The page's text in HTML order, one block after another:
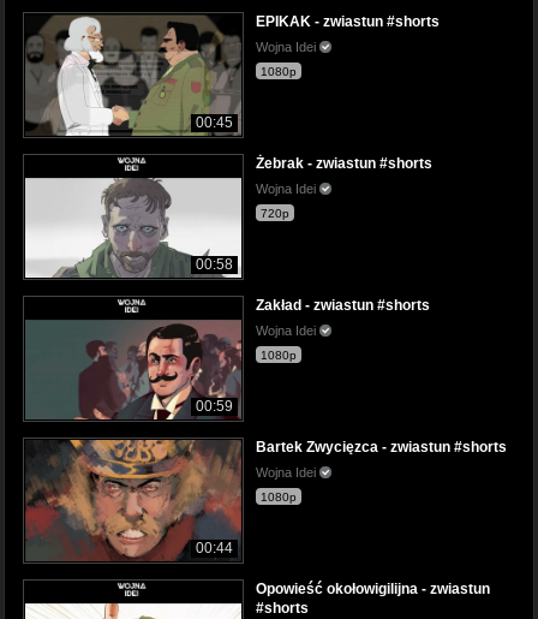
00:45
EPIKAK - zwiastun #shorts
Wojna Idei
1080p
00:58
Żebrak - zwiastun #shorts
Wojna Idei
720p
00:59
Zakład - zwiastun #shorts
Wojna Idei
1080p
00:44
Bartek Zwycięzca - zwiastun #shorts
Wojna Idei
1080p
Opowieść okołowigilijna - zwiastun
#shorts